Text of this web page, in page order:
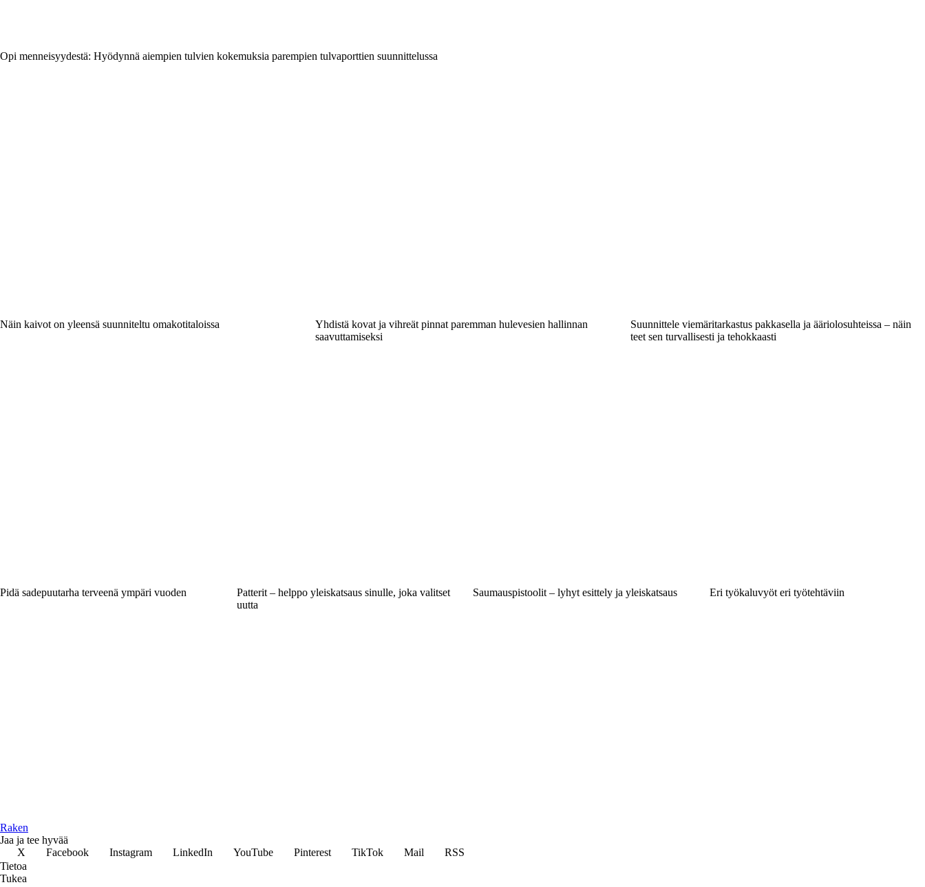
Opi menneisyydestä: Hyödynnä aiempien tulvien kokemuksia parempien tulvaporttien suunnittelussa
Näin kaivot on yleensä suunniteltu omakotitaloissa
Yhdistä kovat ja vihreät pinnat paremman hulevesien hallinnan
saavuttamiseksi
Suunnittele viemäritarkastus pakkasella ja ääriolosuhteissa – näin
teet sen turvallisesti ja tehokkaasti
Pidä sadepuutarha terveenä ympäri vuoden
Patterit – helppo yleiskatsaus sinulle, joka valitset
uutta
Saumauspistoolit – lyhyt esittely ja yleiskatsaus Eri työkaluvyöt eri työtehtäviin
Raken
Jaa ja tee hyvää
X
Facebook Instagram LinkedIn YouTube Pinterest TikTok Mail
RSS
Tietoa
Tukea